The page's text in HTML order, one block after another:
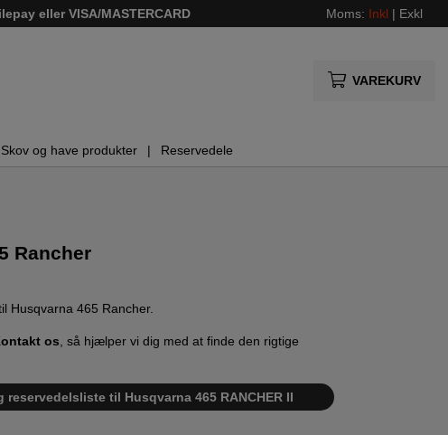
eller VISA/MASTERCARD Moms: Inkl | Exkl
VAREKURV
Skov og have produkter Reservedele
Rancher
Husqvarna 465 Rancher.
os, så hjælper vi dig med at finde den rigtige
til Husqvarna 465 RANCHER II